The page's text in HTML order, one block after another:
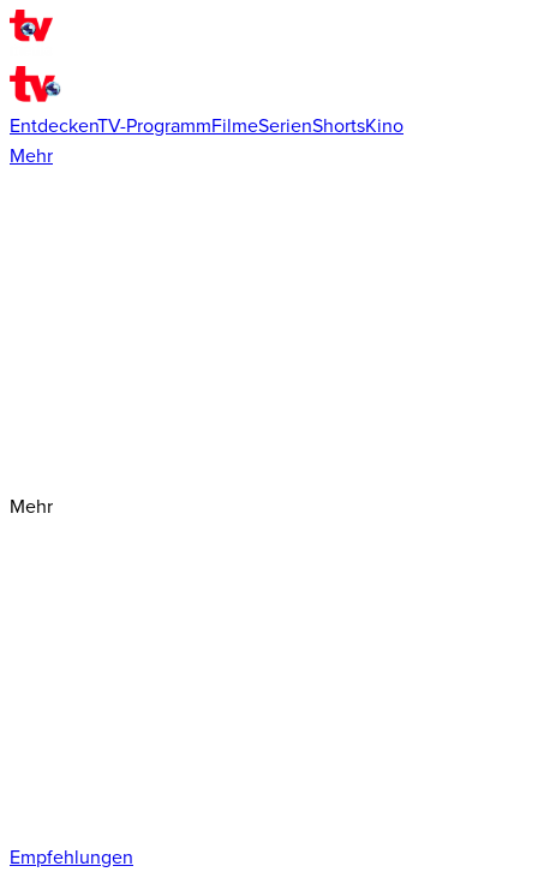
EntdeckenTV-ProgrammFilmeSerienShortsKino
Mehr
Mehr
Empfehlungen